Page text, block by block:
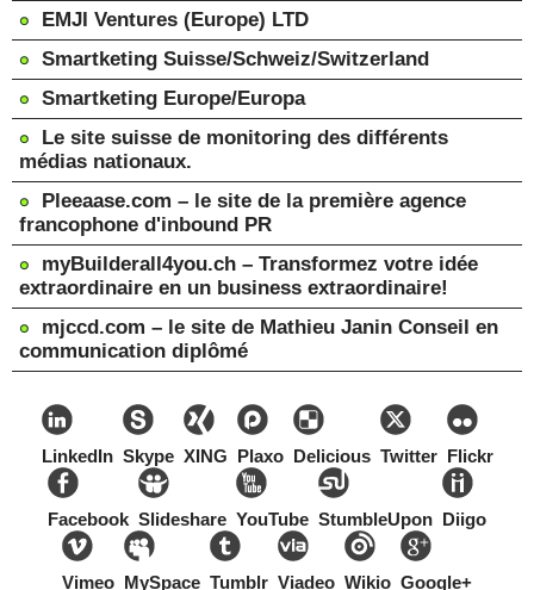
EMJI Ventures (Europe) LTD
Smartketing Suisse/Schweiz/Switzerland
Smartketing Europe/Europa
Le site suisse de monitoring des différents
médias nationaux.
Pleeaase.com – le site de la première agence
francophone d'inbound PR
myBuilderall4you.ch – Transformez votre idée
extraordinaire en un business extraordinaire!
mjccd.com – le site de Mathieu Janin Conseil en
communication diplômé
LinkedIn Skype XING Plaxo Delicious Twitter Flickr
Facebook Slideshare YouTube StumbleUpon Diigo
Vimeo MySpace Tumblr Viadeo Wikio Google+